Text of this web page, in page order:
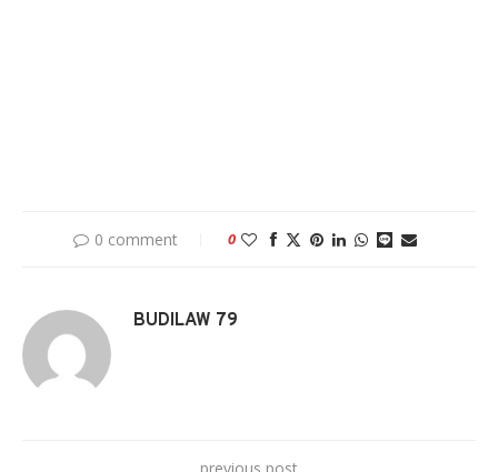
0 comment 0
BUDILAW 79
previous post